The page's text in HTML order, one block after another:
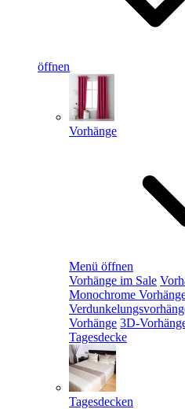
öffnen
Vorhänge
Menü öffnen
Vorhänge im Sale
Monochrome
Vorhänge 3D-
Tagesdecke
Tagesdecken